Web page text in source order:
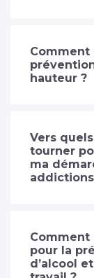
Comment
hauteur ?
Vers
tourner
ma
Comment
pour la
d’alcool